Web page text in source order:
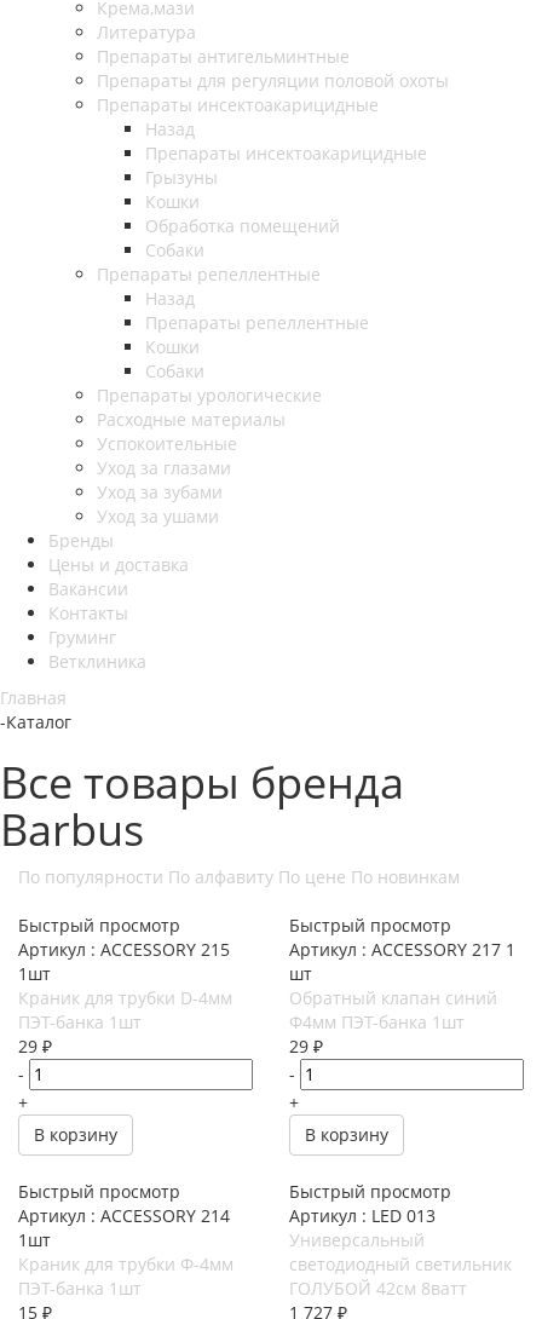
Крема,мази
Литература
Препараты антигельминтные
Препараты для регуляции половой охоты
Препараты инсектоакарицидные
Назад
Препараты инсектоакарицидные
Грызуны
Кошки
Обработка помещений
Собаки
Препараты репеллентные
Назад
Препараты репеллентные
Кошки
Собаки
Препараты урологические
Расходные материалы
Успокоительные
Уход за глазами
Уход за зубами
Уход за ушами
Бренды
Цены и доставка
Вакансии
Контакты
Груминг
Ветклиника
Главная
-Каталог
Все товары бренда
Barbus
По популярности По алфавиту По цене По новинкам
Быстрый просмотр
Артикул : ACCESSORY 215
1шт
Краник для трубки D-4мм
ПЭТ-банка 1шт
29 ₽
-
+
В корзину
Быстрый просмотр
Артикул : ACCESSORY 217 1
шт
Обратный клапан синий
Ф4мм ПЭТ-банка 1шт
29 ₽
-
+
В корзину
Быстрый просмотр
Артикул : ACCESSORY 214
1шт
Краник для трубки Ф-4мм
ПЭТ-банка 1шт
15 ₽
Быстрый просмотр
Артикул : LED 013
Универсальный
светодиодный светильник
ГОЛУБОЙ 42см 8ватт
1 727 ₽